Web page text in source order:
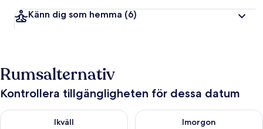
Känn dig som hemma (6)
Rumsalternativ
Kontrollera tillgängligheten för dessa datum
Ikväll
Kontrollera tillgängligheten för ikväll aug. 7 - aug. 8
Imorgon
Kontrollera tillgängligheten